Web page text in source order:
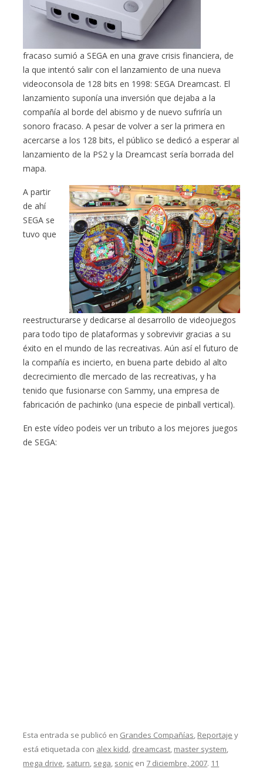
fracaso sumió a SEGA en una grave crisis financiera, de
la que intentó salir con el lanzamiento de una nueva
videoconsola de 128 bits en 1998: SEGA Dreamcast. El
lanzamiento suponía una inversión que dejaba a la
compañía al borde del abismo y de nuevo sufriría un
sonoro fracaso. A pesar de volver a ser la primera en
acercarse a los 128 bits, el público se dedicó a esperar al
lanzamiento de la PS2 y la Dreamcast sería borrada del
mapa.
A partir
de ahí
SEGA se
tuvo que
reestructurarse y dedicarse al desarrollo de videojuegos
para todo tipo de plataformas y sobrevivir gracias a su
éxito en el mundo de las recreativas. Aún así el futuro de
la compañía es incierto, en buena parte debido al alto
decrecimiento dle mercado de las recreativas, y ha
tenido que fusionarse con Sammy, una empresa de
fabricación de pachinko (una especie de pinball vertical).
En este vídeo podeis ver un tributo a los mejores juegos
de SEGA:
Esta entrada se publicó en Grandes Compañías Reportaje y
está etiquetada con alex kidd dreamcast master system
mega drive saturn sega sonic en 7 diciembre, 2007. 11